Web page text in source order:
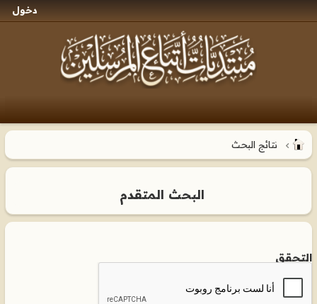
دخول
نتائج البحث
البحث المتقدم
التحقق